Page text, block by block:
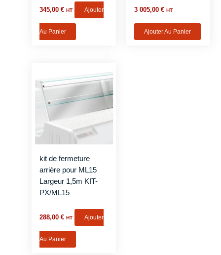
345,00€ HT Ajouter
Au Panier
3 005,00 € HT
Ajouter Au Panier
kit de fermeture
arrière pour ML15
Largeur 1,5m KIT-
PX/ML15
288,00€ HT Ajouter
Au Panier